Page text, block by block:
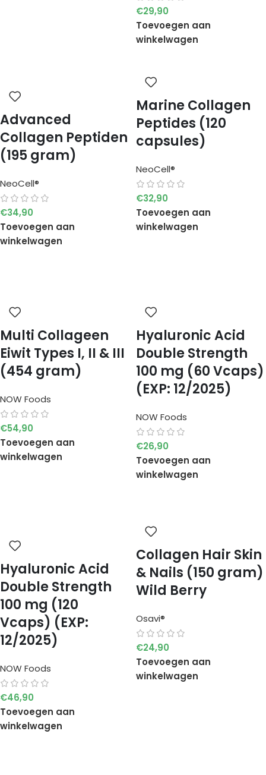
€29,90
Toevoegen aan
winkelwagen
Advanced
Collagen Peptiden
(195 gram)
NeoCell®
€34,90
Toevoegen aan
winkelwagen
Marine Collagen
Peptides (120
capsules)
NeoCell®
€32,90
Toevoegen aan
winkelwagen
Multi Collageen
Eiwit Types I, II & III
(454 gram)
NOW Foods
€54,90
Toevoegen aan
winkelwagen
Hyaluronic Acid
Double Strength
100 mg (60 Vcaps)
(EXP: 12/2025)
NOW Foods
€26,90
Toevoegen aan
winkelwagen
Hyaluronic Acid
Double Strength
100 mg (120
Vcaps) (EXP:
12/2025)
NOW Foods
€46,90
Toevoegen aan
winkelwagen
Collagen Hair Skin
& Nails (150 gram)
Wild Berry
Osavi®
€24,90
Toevoegen aan
winkelwagen